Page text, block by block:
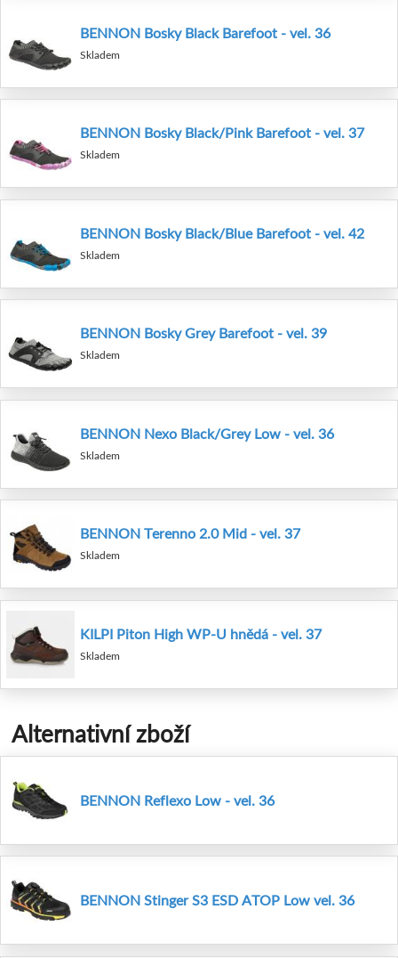
BENNON Bosky Black Barefoot - vel. 36
Skladem
BENNON Bosky Black/Pink Barefoot - vel. 37
Skladem
BENNON Bosky Black/Blue Barefoot - vel. 42
Skladem
BENNON Bosky Grey Barefoot - vel. 39
Skladem
BENNON Nexo Black/Grey Low - vel. 36
Skladem
BENNON Terenno 2.0 Mid - vel. 37
Skladem
KILPI Piton High WP-U hnědá - vel. 37
Skladem
Alternativní zboží
BENNON Reflexo Low - vel. 36
BENNON Stinger S3 ESD ATOP Low vel. 36